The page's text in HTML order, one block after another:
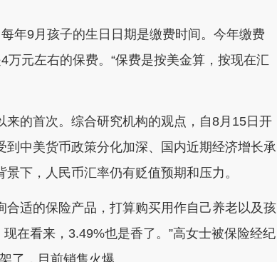
9月孩子的生日日期是缴费时间。今年缴费
元左右的保费。“保费是按美金算，按现在汇
的首次。综合研究机构的观点，自8月15日开
中美货币政策分化加深、国内近期经济增长承
下，人民币汇率仍有贬值预期和压力。
适的保险产品，打算购买用作自己养老以及孩
在看来，3.49%也是香了。”高女士被保险经纪
了，目前销售火爆。